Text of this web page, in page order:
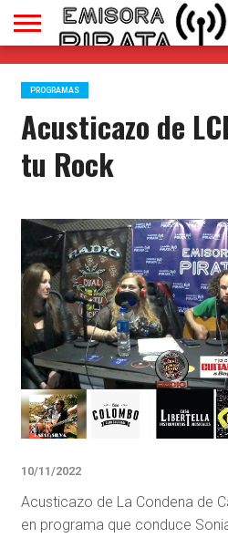
TV
EN
VIVO
CONTACTO
PROGRAMAS
Acusticazo de
tu Rock
10/11/2022
Acusticazo de La Condena de
en programa que conduce